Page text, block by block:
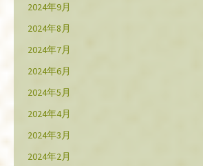
2024年9月
2024年8月
2024年7月
2024年6月
2024年5月
2024年4月
2024年3月
2024年2月